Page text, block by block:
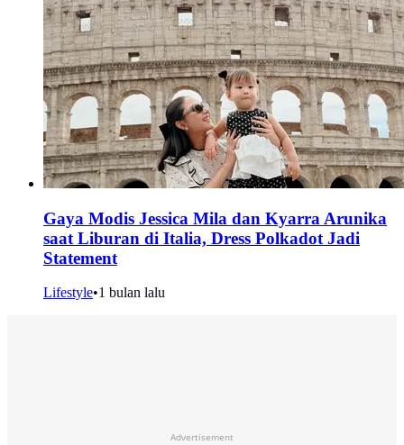
Gaya Modis Jessica Mila dan Kyarra Arunika
saat Liburan di Italia, Dress Polkadot Jadi
Statement
Lifestyle•1 bulan lalu
Advertisement